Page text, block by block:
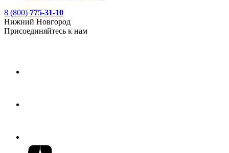
8 (800) 775-31-10
Нижний Новгород
Присоединяйтесь к нам